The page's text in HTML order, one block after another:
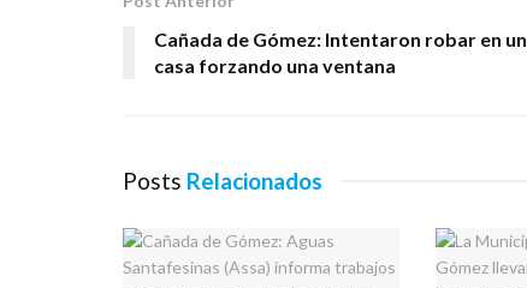
Cañada de Gómez: Intentaron robar en un
casa forzando una ventana
Posts Relacionados